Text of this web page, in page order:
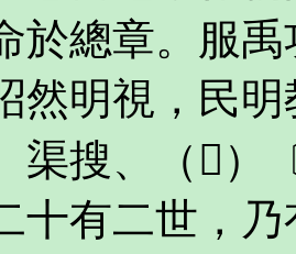
於總章。服
然明視，民
渠搜、（𢆰
十有二世，